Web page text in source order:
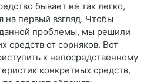
бывает не так легко,
на первый взгляд. Чтобы
проблемы, мы решили
средств от сорняков. Вот
к непосредственному
конкретных средств,